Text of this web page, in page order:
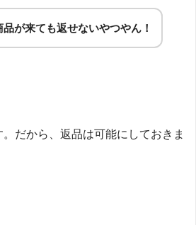
品が来ても返せないやつやん！
だから、返品は可能にしておきま